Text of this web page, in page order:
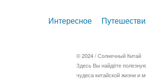
Интересное
© 2024 /Солнечный Китай
Здесь Вы найдёте
чудеса китайской жизни и